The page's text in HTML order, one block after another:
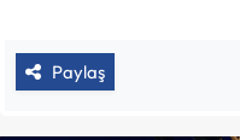
Paylaş